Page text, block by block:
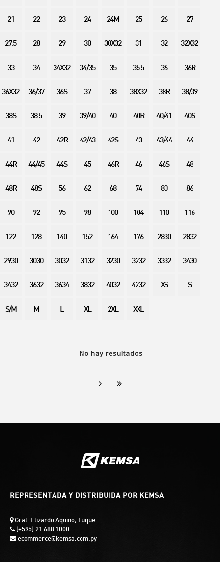
No hay resultados
21 22 23 24 24M 25 26 27
27.5 28 29 30 30X32 31 32 32X32
33 34 34X32 34/35 35 35.5 36 36R
36X32 36/37 36S 37 38 38X32 38R 38/39
38S 38.5 39 39/40 40 40R 40/41 40S
41 42 42R 42/43 42S 43 43/44 44
44R 44/45 44S 45 46R 46 46S 48
48R 48S 56 62 68 74 80 86
90 92 95 98 100 104 110 116
122 128 140 152 164 176 2830 2832
2930 3030 3032 3132 3230 3232 3332 3430
3432 3632 3634 3832 4032 4232 XS S
S/M M L XL 2XL XXL
REPRESENTADA Y DISTRIBUIDA POR KEMSA
Gral. Elizardo Aquino, Luque
(+595) 21 688 1000
ecommerce@kemsa.com.py